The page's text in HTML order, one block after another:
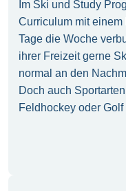
Im Ski und Study
Curriculum mit
Tage die Woche
ihrer Freizeit gerne
normal an den
Doch auch
Feldhockey oder